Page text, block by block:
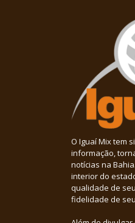
O Iguaí Mix tem
informação,
notícias na
interior do
qualidade de
fidelidade de